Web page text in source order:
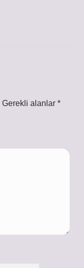
Gerekli alanlar *